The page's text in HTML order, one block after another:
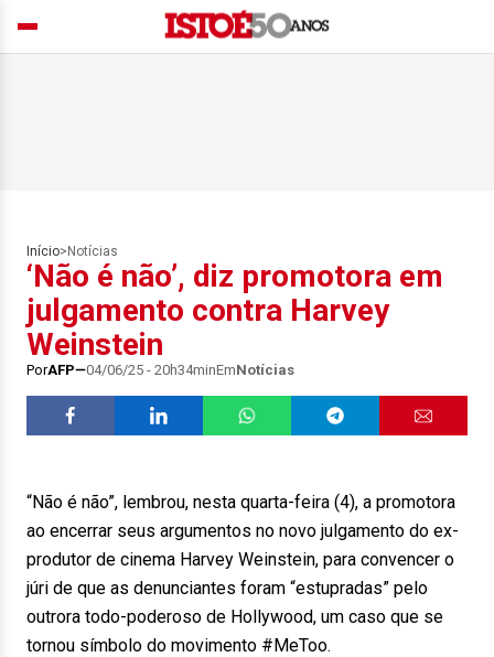
Início> Notícias
‘Não é não’, diz promotora em
julgamento contra Harvey
Weinstein
PorAFP 04/06/25 - 20h34minEmNotícias
“Não é não”, lembrou, nesta quarta-feira (4), a promotora
ao encerrar seus argumentos no novo julgamento do ex-
produtor de cinema Harvey Weinstein, para convencer o
júri de que as denunciantes foram “estupradas” pelo
outrora todo-poderoso de Hollywood, um caso que se
tornou símbolo do movimento #MeToo.